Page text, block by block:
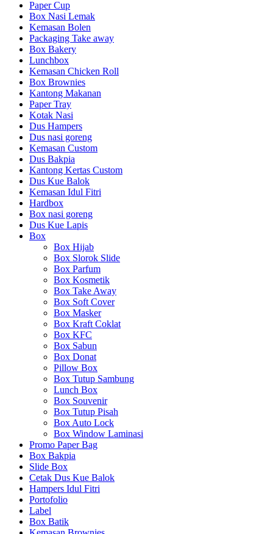
Paper Cup
Box Nasi Lemak
Kemasan Bolen
Packaging Take away
Box Bakery
Lunchbox
Kemasan Chicken Roll
Box Brownies
Kantong Makanan
Paper Tray
Kotak Nasi
Dus Hampers
Dus nasi goreng
Kemasan Custom
Dus Bakpia
Kantong Kertas Custom
Dus Kue Balok
Kemasan Idul Fitri
Hardbox
Box nasi goreng
Dus Kue Lapis
Box
Box Hijab
Box Slorok Slide
Box Parfum
Box Kosmetik
Box Take Away
Box Soft Cover
Box Masker
Box Kraft Coklat
Box KFC
Box Sabun
Box Donat
Pillow Box
Box Tutup Sambung
Lunch Box
Box Souvenir
Box Tutup Pisah
Box Auto Lock
Box Window Laminasi
Promo Paper Bag
Box Bakpia
Slide Box
Cetak Dus Kue Balok
Hampers Idul Fitri
Portofolio
Label
Box Batik